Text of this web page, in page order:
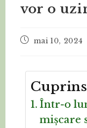
vor o
mai 10, 2024
Cuprins
Într-o
mișcare